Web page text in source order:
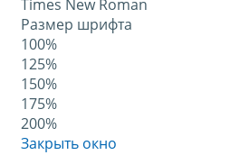
Times New Roman
Размер шрифта
100%
125%
150%
175%
200%
Закрыть окно